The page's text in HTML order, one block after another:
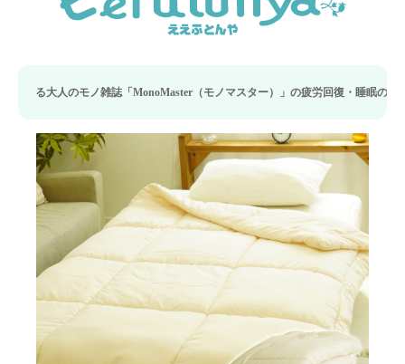
（モノマスター）」の疲労回復・睡眠の向上特集に当社のリカバリー枕カバーが